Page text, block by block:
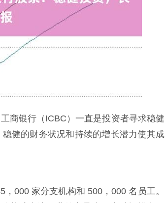
商银行（ICBC）一直是投资者寻求稳健
健的财务状况和持续的增长潜力使其成
000 家分支机构和 500，000 名员工。